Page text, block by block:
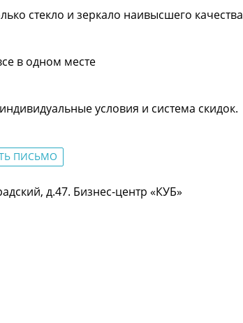
стекло и зеркало наивысшего качества
в одном месте
условия и система скидок.
ПИСЬМО
д.47. Бизнес-центр «КУБ»